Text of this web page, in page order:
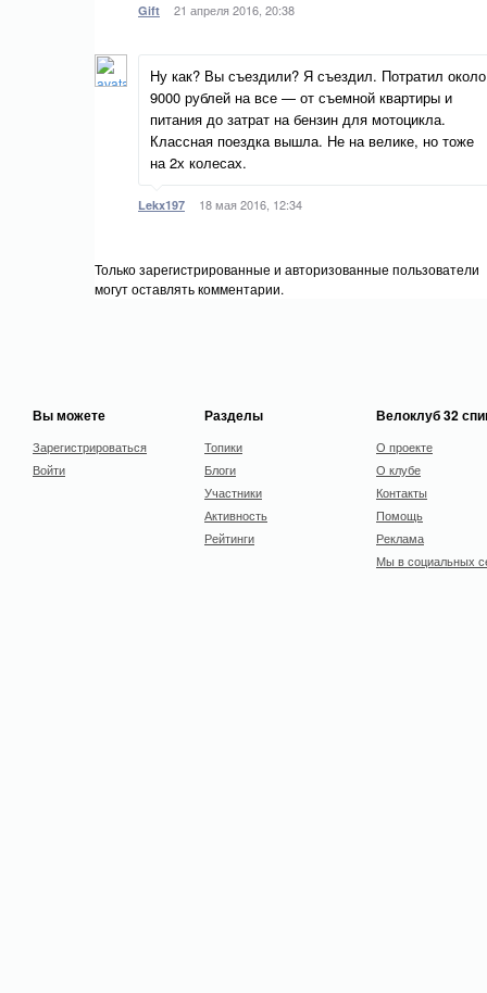
Gift 21 апреля 2016, 20:38
Ну как? Вы съездили? Я съездил. Потратил около
9000 рублей на все — от съемной квартиры и
питания до затрат на бензин для мотоцикла.
Классная поездка вышла. Не на велике, но тоже
на 2х колесах.
Lekx197 18 мая 2016, 12:34
Только зарегистрированные и авторизованные пользователи
могут оставлять комментарии.
Вы можете
Зарегистрироваться
Войти
Разделы
Топики
Блоги
Участники
Активность
Рейтинги
Велоклуб 32
О проекте
О клубе
Контакты
Помощь
Реклама
Мы в социальных